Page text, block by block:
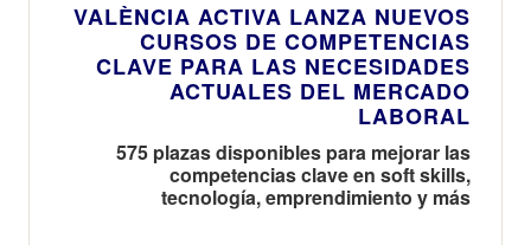
VALÈNCIA ACTIVA LANZA NUEVOS
CURSOS DE COMPETENCIAS
CLAVE PARA LAS NECESIDADES
ACTUALES DEL MERCADO
LABORAL
575 plazas disponibles para mejorar las
competencias clave en soft skills,
tecnología, emprendimiento y más